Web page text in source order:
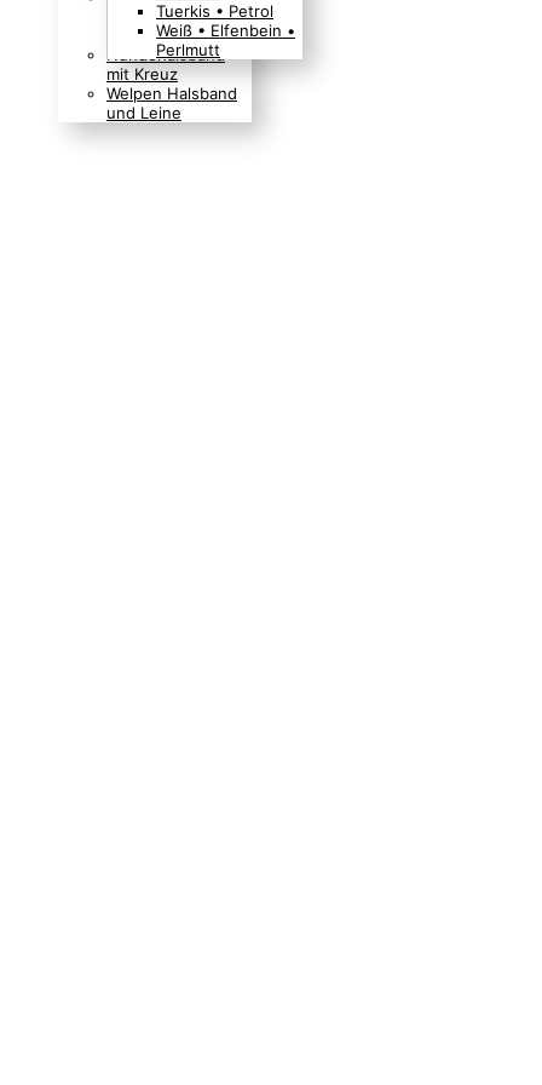
Boho Indianer
Hippie Look
Hundehalsband
mit Kreuz
Welpen Halsband
und Leine
Tuerkis • Petrol
Weiß • Elfenbein •
Perlmutt